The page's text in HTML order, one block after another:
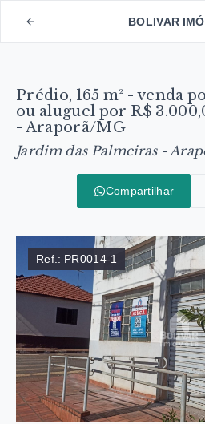
BOLIVAR
Prédio, 165 m² - venda
ou aluguel por R$
- Araporã/MG
Jardim das Palmeiras -
Compartilhar
Ref.: PR0014-1